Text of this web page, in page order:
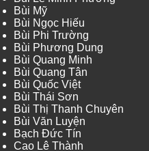
Bùi Mỹ
Bùi Ngọc Hiếu
Bùi Phi Trường
Bùi Phương Dung
Bùi Quang Minh
Bùi Quang Tân
Bùi Quốc Việt
Bùi Thái Sơn
Bùi Thị Thanh Chuyên
Bùi Văn Luyện
Bạch Đức Tín
Cao Lê Thành